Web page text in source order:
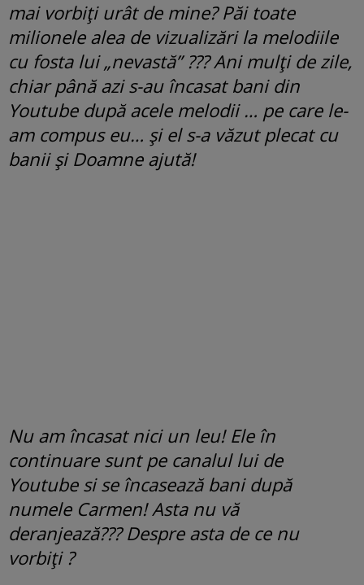
mai vorbiți urât de mine? Păi toate
milionele alea de vizualizări la melodiile
cu fosta lui „nevastă” ??? Ani mulți de zile,
chiar până azi s-au încasat bani din
Youtube după acele melodii … pe care le-
am compus eu… și el s-a văzut plecat cu
banii și Doamne ajută!
Nu am încasat nici un leu! Ele în
continuare sunt pe canalul lui de
Youtube si se încasează bani după
numele Carmen! Asta nu vă
deranjează??? Despre asta de ce nu
vorbiți ?